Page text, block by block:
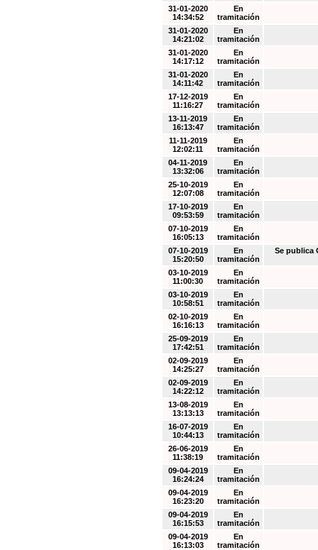
31-01-2020
14:34:52
En
tramitación
31-01-2020
14:21:02
En
tramitación
31-01-2020
14:17:12
En
tramitación
31-01-2020
14:11:42
En
tramitación
17-12-2019
11:16:27
En
tramitación
13-11-2019
16:13:47
En
tramitación
11-11-2019
12:02:11
En
tramitación
04-11-2019
13:32:06
En
tramitación
25-10-2019
12:07:08
En
tramitación
17-10-2019
09:53:59
En
tramitación
07-10-2019
16:05:13
En
tramitación
07-10-2019
15:20:50
En
tramitación
Se publica
03-10-2019
11:00:30
En
tramitación
03-10-2019
10:58:51
En
tramitación
02-10-2019
16:16:13
En
tramitación
25-09-2019
17:42:51
En
tramitación
02-09-2019
14:25:27
En
tramitación
02-09-2019
14:22:12
En
tramitación
13-08-2019
13:13:13
En
tramitación
16-07-2019
10:44:13
En
tramitación
26-06-2019
11:38:19
En
tramitación
09-04-2019
16:24:24
En
tramitación
09-04-2019
16:23:20
En
tramitación
09-04-2019
16:15:53
En
tramitación
09-04-2019
16:13:03
En
tramitación